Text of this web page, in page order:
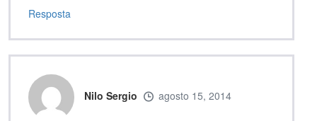
Resposta
Nilo Sergio agosto 15, 2014